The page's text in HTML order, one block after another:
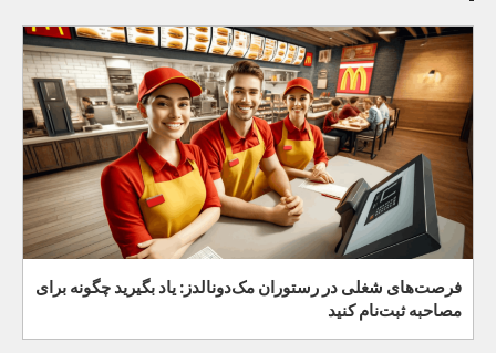
فرصت‌های شغلی در رستوران مک‌دونالدز: یاد بگیرید چگونه برای
مصاحبه ثبت‌نام کنید